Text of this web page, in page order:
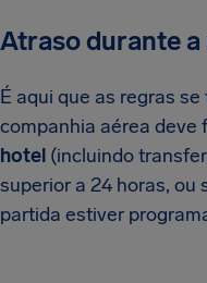
Atraso durante
É aqui que as regras
companhia aérea deve
hotel (incluindo
superior a 24 horas, ou
partida estiver